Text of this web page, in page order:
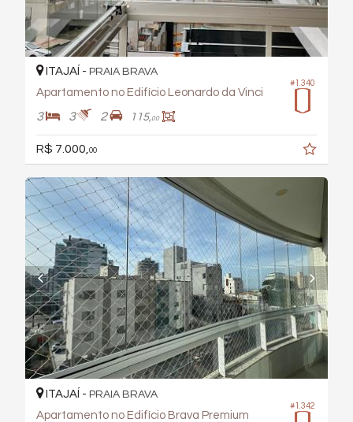
#1.340
ITAJAÍ - PRAIA BRAVA
Apartamento no Edifício Leonardo da Vinci
3 3 2 115,00
R$ 7.000,00
#1.342
ITAJAÍ - PRAIA BRAVA
Apartamento no Edifício Brava Premium